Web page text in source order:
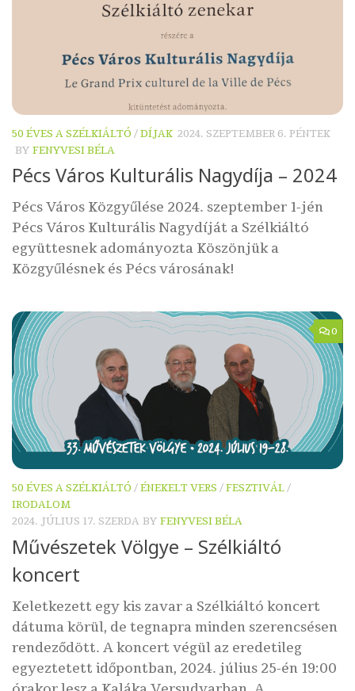
50 ÉVES A SZÉLKIÁLTÓ /DÍJAK 2024. SZEPTEMBER 6. PÉNTEK
BY FENYVESI BÉLA
Pécs Város Kulturális Nagydíja – 2024
Pécs Város Közgyűlése 2024. szeptember 1-jén
Pécs Város Kulturális Nagydíját a Szélkiáltó
együttesnek adományozta Köszönjük a
Közgyűlésnek és Pécs városának!
0
50 ÉVES A SZÉLKIÁLTÓ /ÉNEKELT VERS /FESZTIVÁL/
IRODALOM
2024. JÚLIUS 17. SZERDA BY FENYVESI BÉLA
Művészetek Völgye – Szélkiáltó
koncert
Keletkezett egy kis zavar a Szélkiáltó koncert
dátuma körül, de tegnapra minden szerencsésen
rendeződött. A koncert végül az eredetileg
egyeztetett időpontban, 2024. július 25-én 19:00